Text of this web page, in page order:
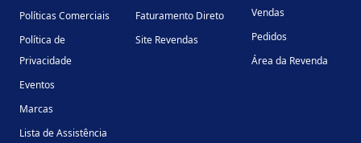
Políticas Comerciais
Política de
Privacidade
Eventos
Marcas
Lista de Assistência
Faturamento Direto
Site Revendas
Vendas
Pedidos
Área da Revenda